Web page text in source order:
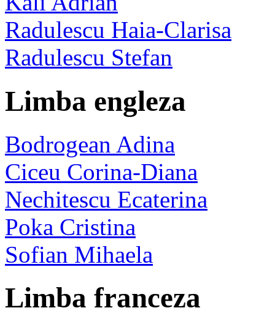
Radulescu Haia-Clarisa
Radulescu Stefan
Limba engleza
Bodrogean Adina
Ciceu Corina-Diana
Nechitescu Ecaterina
Poka Cristina
Sofian Mihaela
Limba franceza